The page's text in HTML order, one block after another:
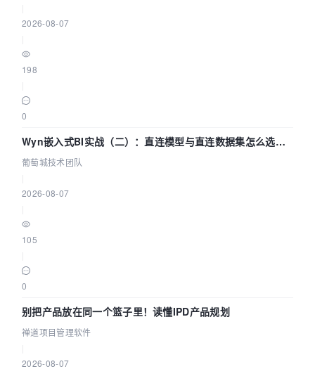
2026-08-07
198
0
Wyn嵌入式BI实战（二）：直连模型与直连数据集怎么选，
参数为什么不生效？| 葡萄城技术团队
葡萄城技术团队
2026-08-07
105
0
别把产品放在同一个篮子里！读懂IPD产品规划
禅道项目管理软件
2026-08-07